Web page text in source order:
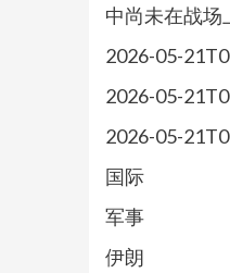
中尚未在战场
2026-05-
2026-05-
2026-05-
国际
军事
伊朗